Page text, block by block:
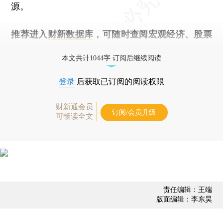
源。
推荐进入 财新数据库 ，可随时查阅宏观经济、股票
本文共计1044字 订阅后继续阅读
登录 后获取已订阅的阅读权限
财新通会员
可畅读全文
订阅/会员升级
责任编辑：王端
版面编辑：李东昊